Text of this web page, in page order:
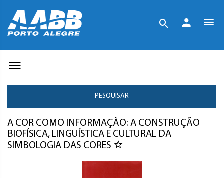
PESQUISAR
A COR COMO INFORMAÇÃO: A CONSTRUÇÃO
BIOFÍSICA, LINGUÍSTICA E CULTURAL DA
SIMBOLOGIA DAS CORES